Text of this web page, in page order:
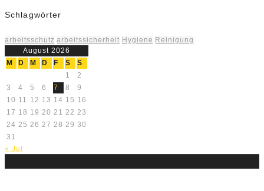
Schlagwörter
arbeitsschutz arbeitssicherheit Hygiene Reinigung
August 2026
M
D M D F S
S
1
2
3
4 5 6 7 8
9
10 11 12 13 14 15 16
17 18 19 20 21 22 23
24 25 26 27 28 29 30
31
« Jul